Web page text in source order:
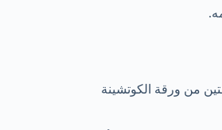
من ورقة الكوتشينة